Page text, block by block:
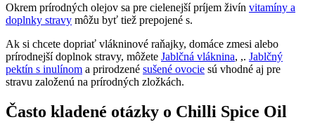
Okrem prírodných olejov sa pre cielenejší príjem živín vitamíny a
doplnky stravy môžu byť tiež prepojené s.
Ak si chcete dopriať vlákninové raňajky, domáce zmesi alebo
prírodnejší doplnok stravy, môžete Jablčná vláknina, ,. Jablčný
pektín s inulínom a prirodzené sušené ovocie sú vhodné aj pre
stravu založenú na prírodných zložkách.
Často kladené otázky o Chilli Spice Oil